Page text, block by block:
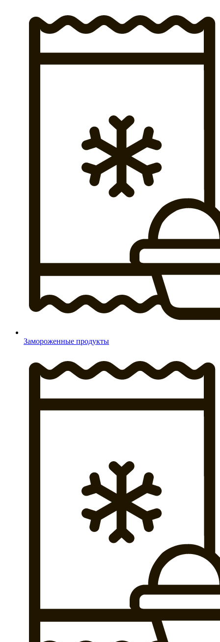
Замороженные продукты